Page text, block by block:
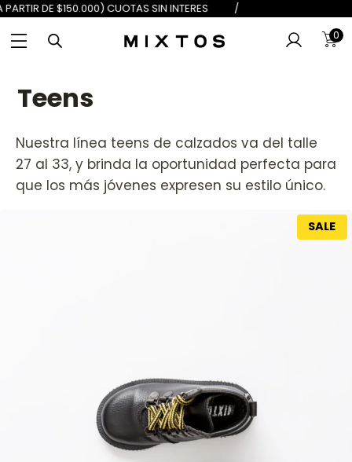
$100.000) 6 (A PARTIR DE
0
Teens
Nuestra línea teens de calzados va del talle
27 al 33, y brinda la oportunidad perfecta para
que los más jóvenes expresen su estilo único.
SALE